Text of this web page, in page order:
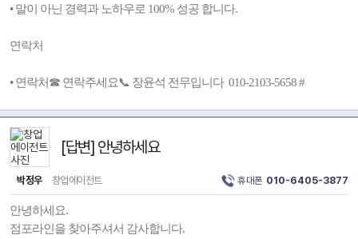
• 말이 아닌 경력과 노하우로 100% 성공 합니다.
연락처
• 연락처☎ 연락주세요📞 장윤석 전무입니다 010-2103-5658 #
[답변] 안녕하세요
박정우 창업에이전트 휴대폰 010-6405-3877
안녕하세요.
점포라인을 찾아주셔서 감사합니다.